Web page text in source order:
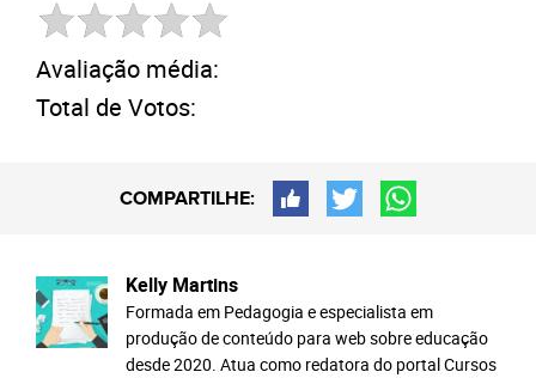
Avaliação média:
Total de Votos:
COMPARTILHE:
Kelly Martins
Formada em Pedagogia e especialista em
produção de conteúdo para web sobre educação
desde 2020. Atua como redatora do portal Cursos